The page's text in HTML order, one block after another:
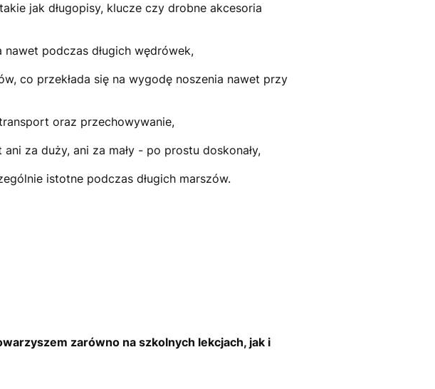
jak długopisy, klucze czy drobne akcesoria
podczas długich wędrówek,
co przekłada się na wygodę noszenia nawet przy
oraz przechowywanie,
za duży, ani za mały - po prostu doskonały,
istotne podczas długich marszów.
zarówno na szkolnych lekcjach, jak i